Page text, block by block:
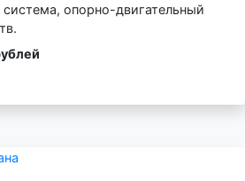
опорно-двигательный